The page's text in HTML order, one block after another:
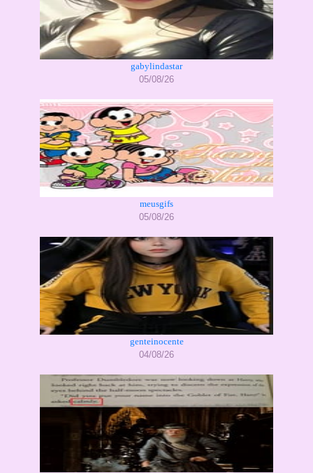
gabylindastar
05/08/26
meusgifs
05/08/26
genteinocente
04/08/26